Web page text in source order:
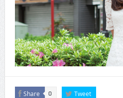
CINEMA×STYLE 294号
Share 0 Tweet